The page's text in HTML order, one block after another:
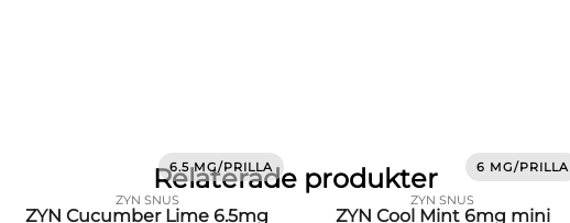
Relaterade produkter
6.5 MG/PRILLA
ZYN SNUS
ZYN Cucumber Lime 6.5mg
6 MG/PRILLA
ZYN SNUS
ZYN Cool Mint 6mg mini